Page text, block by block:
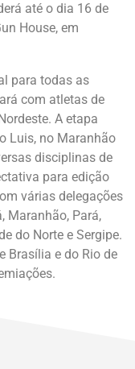
até o dia 16 de
House, em
para todas as
com atletas de
A etapa
Luis, no Maranhão
disciplinas de
para edição
várias delegações
Maranhão, Pará,
do Norte e Sergipe.
Brasília e do Rio de